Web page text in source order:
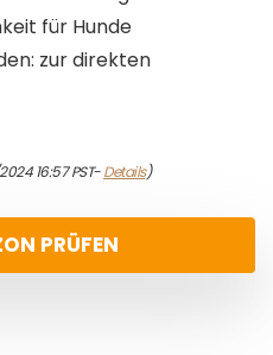
für Hunde
zur direkten
16:57 PST-Details)
PRÜFEN